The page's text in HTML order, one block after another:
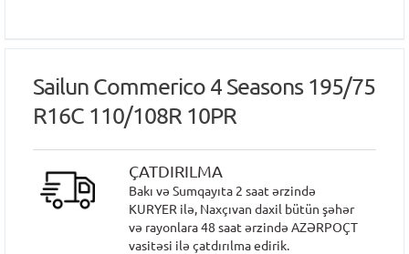
Sailun Commerico 4 Seasons 195/75
R16C 110/108R 10PR
ÇATDIRILMA
Bakı və Sumqayıta 2 saat ərzində
KURYER ilə, Naxçıvan daxil bütün şəhər
və rayonlara 48 saat ərzində AZƏRPOÇT
vasitəsi ilə çatdırılma edirik.